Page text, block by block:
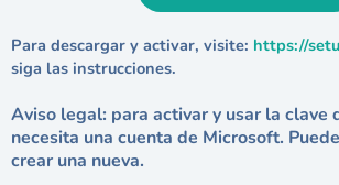
Para descargar y activar, visite: https://
siga las instrucciones.
Aviso legal: para activar y usar la clave
necesita una cuenta de Microsoft.
crear una nueva.